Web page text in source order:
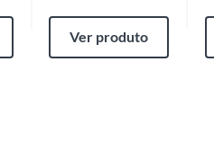
Ver produto